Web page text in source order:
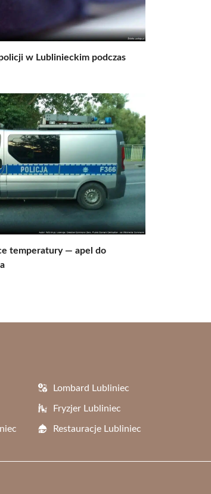
w Lublinieckim podczas
temperatury — apel do
Lombard Lubliniec
Fryzjer Lubliniec
Restauracje Lubliniec